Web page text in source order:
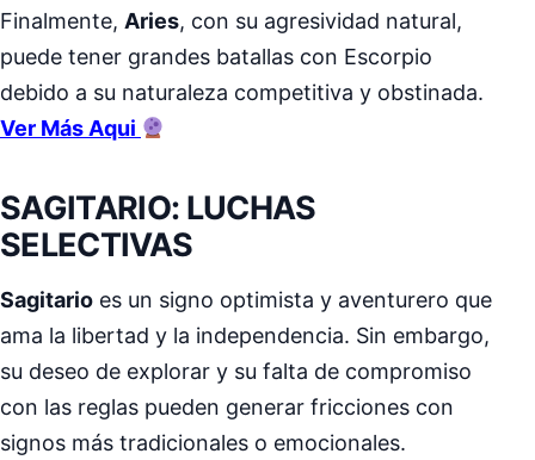
Finalmente, Aries, con su agresividad natural,
puede tener grandes batallas con Escorpio
debido a su naturaleza competitiva y obstinada.
Ver Más Aqui
SAGITARIO: LUCHAS
SELECTIVAS
Sagitario es un signo optimista y aventurero que
ama la libertad y la independencia. Sin embargo,
su deseo de explorar y su falta de compromiso
con las reglas pueden generar fricciones con
signos más tradicionales o emocionales.